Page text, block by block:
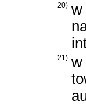
20) w
21) w